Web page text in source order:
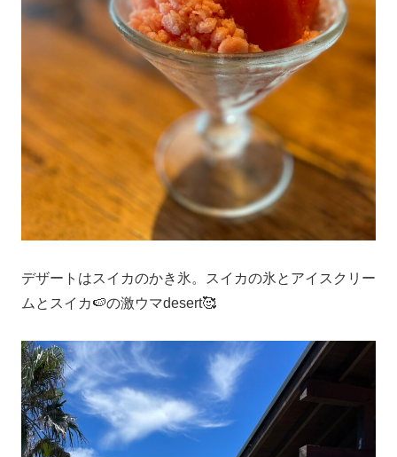
デザートはスイカのかき氷。スイカの氷とアイスクリー
ムとスイカ🍉の激ウマdesert🥰